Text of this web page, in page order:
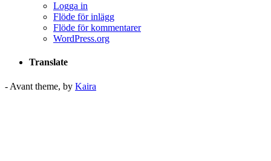
Logga in
Flöde för inlägg
Flöde för kommentarer
WordPress.org
Translate
- Avant theme, by Kaira